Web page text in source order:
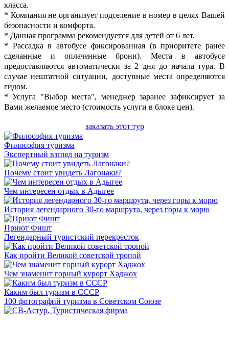
класса.
* Компания не организует подселение в номер в целях Вашей
безопасности и комфорта.
* Данная программа рекомендуется для детей от 6 лет.
* Рассадка в автобусе фиксированная (в приоритете ранее
сделанные и оплаченные брони). Места в автобусе
предоставляются автоматически за 2 дня до начала тура. В
случае нештатной ситуации, доступные места определяются
гидом.
* Услуга "Выбор места", менеджер заранее зафиксирует за
Вами желаемое место (стоимость услуги в блоке цен).
заказать этот тур
Философия туризма
Экспертный взгляд на туризм
Почему стоит увидеть Лагонаки?
Чем интересен отдых в Адыгее
История легендарного 30-го маршрута, через горы к морю
Приют Фишт
Легендарный туристский перекресток
Как пройти Великой советской тропой
Чем знаменит горный курорт Хаджох
Каким был туризм в СССР
100 фотографий туризма в Советском Союзе